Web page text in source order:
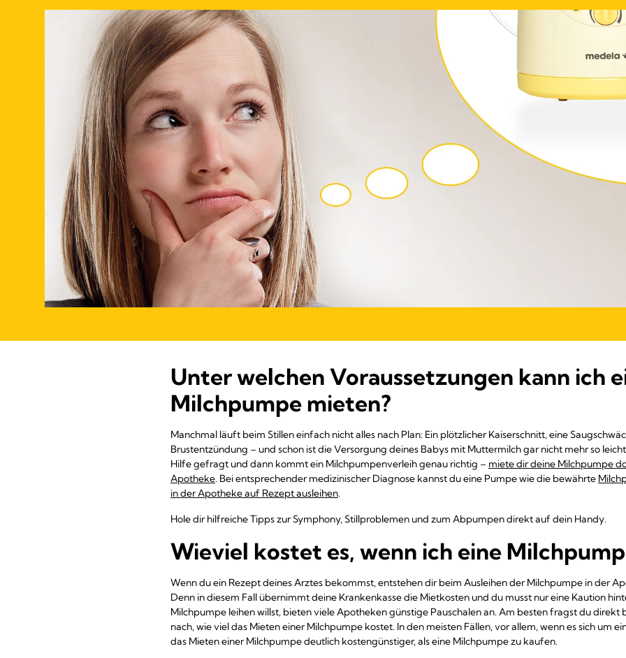
Unter welchen Voraussetzungen kann ich
Milchpumpe mieten?
Manchmal läuft beim Stillen einfach nicht alles nach Plan: Ein plötzlicher Kaiserschnitt, eine
Brustentzündung – und schon ist die Versorgung deines Babys mit Muttermilch gar nicht mehr so
Hilfe gefragt und dann kommt ein Milchpumpenverleih genau richtig – miete dir deine Milchpumpe
Apotheke. Bei entsprechender medizinischer Diagnose kannst du eine Pumpe wie die bewährte
in der Apotheke auf Rezept ausleihen.
Hole dir hilfreiche Tipps zur Symphony, Stillproblemen und zum Abpumpen direkt auf dein Handy.
Wieviel kostet es, wenn ich eine
Wenn du ein Rezept deines Arztes bekommst, entstehen dir beim Ausleihen der Milchpumpe in der
Denn in diesem Fall übernimmt deine Krankenkasse die Mietkosten und du musst nur eine Kaution
Milchpumpe leihen willst, bieten viele Apotheken günstige Pauschalen an. Am besten fragst du
nach, wie viel das Mieten einer Milchpumpe kostet. In den meisten Fällen, vor allem, wenn es sich um
das Mieten einer Milchpumpe deutlich kostengünstiger, als eine Milchpumpe zu kaufen.